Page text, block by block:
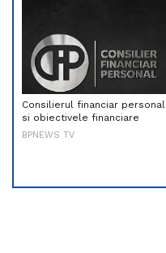
Consilierul financiar personal
si obiectivele financiare
BPNEWS TV